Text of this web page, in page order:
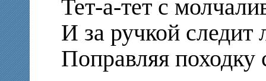
Тет-а-тет с
И за ручкой следит
Поправляя походку